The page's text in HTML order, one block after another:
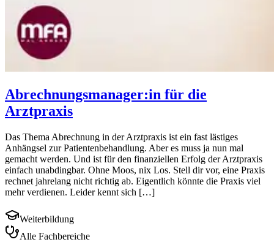
Abrechnungsmanager:in für die
Arztpraxis
Das Thema Abrechnung in der Arztpraxis ist ein fast lästiges
Anhängsel zur Patientenbehandlung. Aber es muss ja nun mal
gemacht werden. Und ist für den finanziellen Erfolg der Arztpraxis
einfach unabdingbar. Ohne Moos, nix Los. Stell dir vor, eine Praxis
rechnet jahrelang nicht richtig ab. Eigentlich könnte die Praxis viel
mehr verdienen. Leider kennt sich […]
Weiterbildung
Alle Fachbereiche